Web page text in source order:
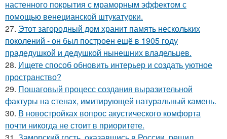
настенного покрытия с мраморным эффектом с
помощью венецианской штукатурки.
27. Этот загородный дом хранит память нескольких
поколений - он был построен ещё в 1905 году
прадедушкой и дедушкой нынешних владельцев.
28. Ищете способ обновить интерьер и создать уютное
пространство?
29. Пошаговый процесс создания выразительной
фактуры на стенах, имитирующей натуральный камень.
30. В новостройках вопрос акустического комфорта
почти никогда не стоит в приоритете.